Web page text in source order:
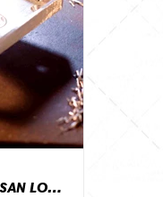
CHEVALET CLASSIC - SAN LORENZO GUITAR PARTS